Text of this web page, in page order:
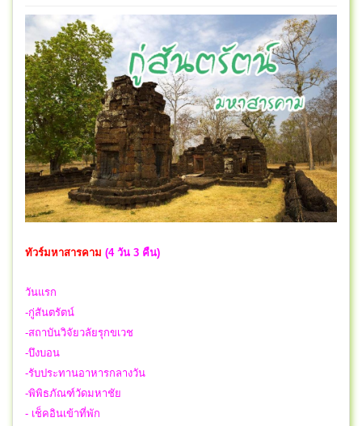
ทัวร์มหาสารคาม (4 วัน 3 คืน)
วันแรก
-กู่สันตรัตน์
-สถาบันวิจัยวลัยรุกขเวช
-บึงบอน
-รับประทานอาหารกลางวัน
-พิพิธภัณฑ์วัดมหาชัย
- เช็คอินเข้าที่พัก